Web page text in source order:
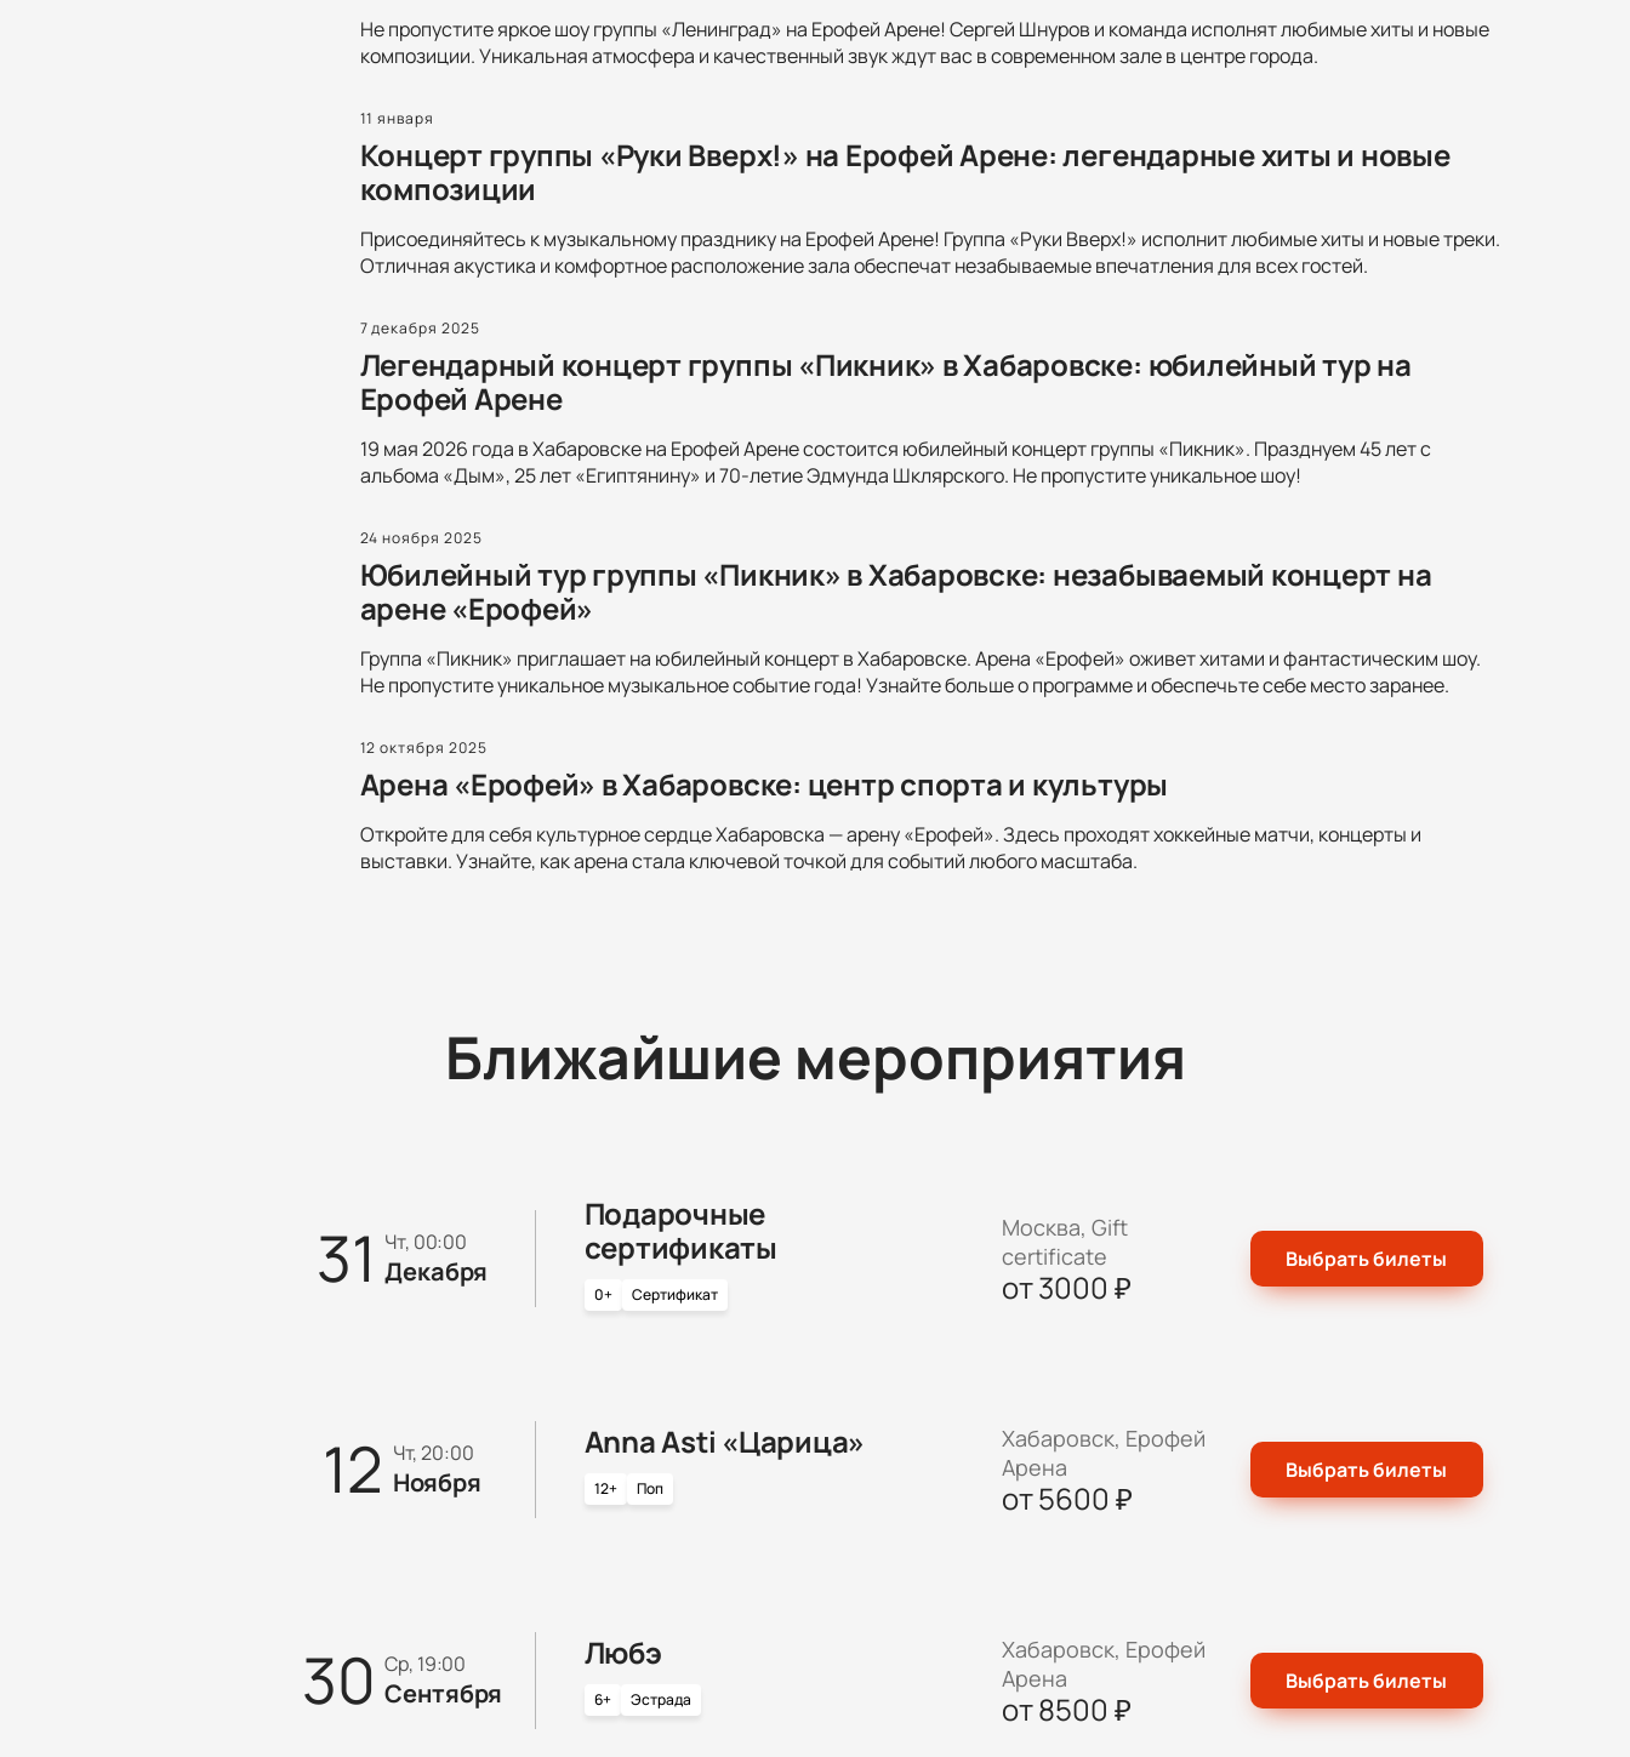
Не пропустите яркое шоу группы «Ленинград» на Ерофей Арене! Сергей Шнуров и команда исполнят любимые хиты и новые
композиции. Уникальная атмосфера и качественный звук ждут вас в современном зале в центре города.
11 января
Концерт группы «Руки Вверх!» на Ерофей Арене: легендарные хиты и новые
композиции
Присоединяйтесь к музыкальному празднику на Ерофей Арене! Группа «Руки Вверх!» исполнит любимые хиты и новые треки.
Отличная акустика и комфортное расположение зала обеспечат незабываемые впечатления для всех гостей.
7 декабря 2025
Легендарный концерт группы «Пикник» в Хабаровске: юбилейный тур на
Ерофей Арене
19 мая 2026 года в Хабаровске на Ерофей Арене состоится юбилейный концерт группы «Пикник». Празднуем 45 лет с
альбома «Дым», 25 лет «Египтянину» и 70-летие Эдмунда Шклярского. Не пропустите уникальное шоу!
24 ноября 2025
Юбилейный тур группы «Пикник» в Хабаровске: незабываемый концерт на
арене «Ерофей»
Группа «Пикник» приглашает на юбилейный концерт в Хабаровске. Арена «Ерофей» оживет хитами и фантастическим шоу.
Не пропустите уникальное музыкальное событие года! Узнайте больше о программе и обеспечьте себе место заранее.
12 октября 2025
Арена «Ерофей» в Хабаровске: центр спорта и культуры
Откройте для себя культурное сердце Хабаровска — арену «Ерофей». Здесь проходят хоккейные матчи, концерты и
выставки. Узнайте, как арена стала ключевой точкой для событий любого масштаба.
Ближайшие мероприятия
31 чт, 00:00
Декабря
Подарочные
сертификаты
0+ Сертификат
Москва, Gift
certificate
от3000 ₽
Выбрать билеты
12 чт, 20:00
Ноября
Anna Asti «Царица»
12+ Поп
Хабаровск, Ерофей
Арена
от5600 ₽
Выбрать билеты
30 ср, 19:00
Сентября
Любэ
6+ Эстрада
Хабаровск, Ерофей
Арена
от8500 ₽
Выбрать билеты